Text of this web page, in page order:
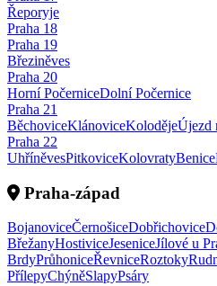
Řeporyje
Praha 18
Praha 19
Březiněves
Praha 20
Horní PočerniceDolní Počernice
Praha 21
BěchoviceKlánoviceKolodějeÚjezd
Praha 22
UhříněvesPitkoviceKolovratyBenice
Praha-západ
BojanoviceČernošiceDobřichovice
BřežanyHostiviceJeseniceJílové u
BrdyPrůhoniceŘevniceRoztoky
PřílepyChýněSlapyPsáry